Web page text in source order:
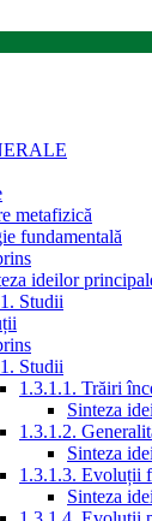
metafizică
fundamentală
ideilor
Studii
Studii
1.3.1.1. Trăiri
Sinteza
1.3.1.2.
Sinteza
1.3.1.3. Evoluții
Sinteza